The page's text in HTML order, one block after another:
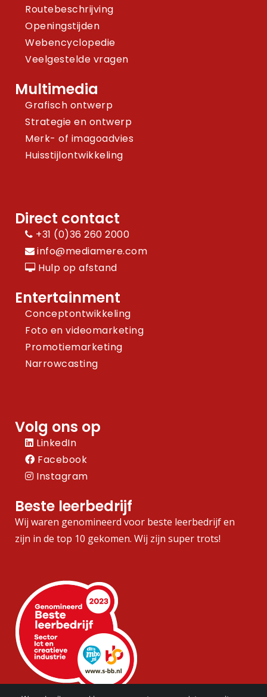
Routebeschrijving
Openingstijden
Webencyclopedie
Veelgestelde vragen
Multimedia
Grafisch ontwerp
Strategie en ontwerp
Merk- of imagoadvies
Huisstijlontwikkeling
Direct contact
+31 (0)36 260 2000
info@mediamere.com
Hulp op afstand
Entertainment
Conceptontwikkeling
Foto en videomarketing
Promotiemarketing
Narrowcasting
Volg ons op
LinkedIn
Facebook
Instagram
Beste leerbedrijf
Wij waren genomineerd voor beste leerbedrijf en
zijn in de top 10 gekomen. Wij zijn super trots!